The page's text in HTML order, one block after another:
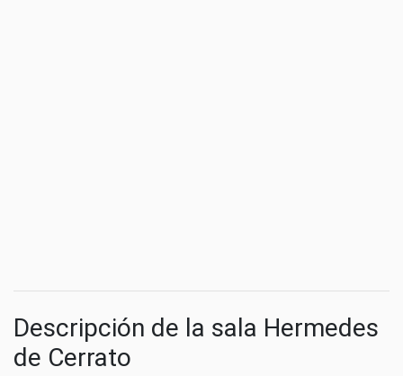
Descripción de la sala Hermedes
de Cerrato